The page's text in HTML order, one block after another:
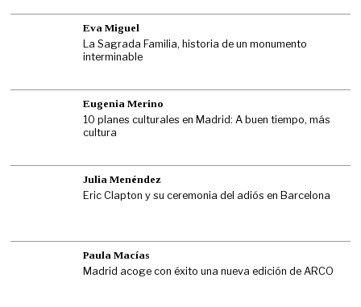
Eva Miguel
La Sagrada Familia, historia de un monumento
interminable
Eugenia Merino
10 planes culturales en Madrid: A buen tiempo, más
cultura
Julia Menéndez
Eric Clapton y su ceremonia del adiós en Barcelona
Paula Macías
Madrid acoge con éxito una nueva edición de ARCO